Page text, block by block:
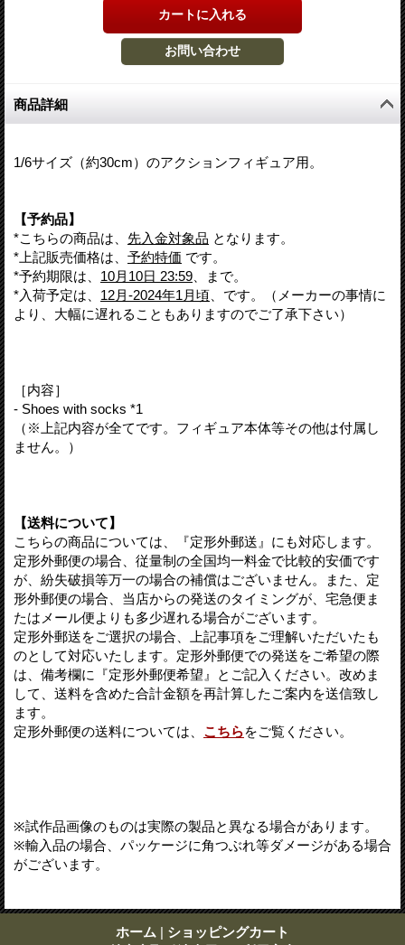
商品詳細
1/6サイズ（約30cm）のアクションフィギュア用。
【予約品】
*こちらの商品は、 先入金対象品 となります。
*上記販売価格は、 予約特価 です。
*予約期限は、 10月10日 23:59 、まで。
*入荷予定は、 12月-2024年1月頃 、です。（メーカーの事情に
より、大幅に遅れることもありますのでご了承下さい）
［内容］
- Shoes with socks *1
（※上記内容が全てです。フィギュア本体等その他は付属し
ません。）
【送料について】
こちらの商品については、『定形外郵送』にも対応します。
定形外郵便の場合、従量制の全国均一料金で比較的安価です
が、紛失破損等万一の場合の補償はございません。また、定
形外郵便の場合、当店からの発送のタイミングが、宅急便ま
たはメール便よりも多少遅れる場合がございます。
定形外郵送をご選択の場合、上記事項をご理解いただいたも
のとして対応いたします。定形外郵便での発送をご希望の際
は、備考欄に『定形外郵便希望』とご記入ください。改めま
して、送料を含めた合計金額を再計算したご案内を送信致し
ます。
定形外郵便の送料については、 こちらをご覧ください。
※試作品画像のものは実際の製品と異なる場合があります。
※輸入品の場合、パッケージに角つぶれ等ダメージがある場合
がございます。
ホーム | ショッピングカート